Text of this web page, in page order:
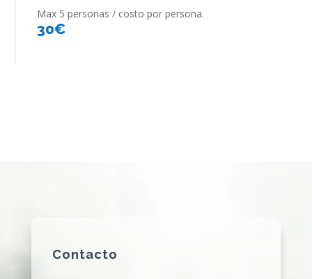
Max 5 personas / costo por persona.
30€
Contacto